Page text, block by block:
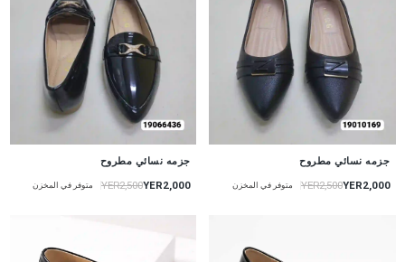
جزمه نسائي مطروح
YER2,000
YER2,500 متوفر في المخزن
جزمه نسائي مطروح
YER2,000
YER2,500 متوفر في المخزن